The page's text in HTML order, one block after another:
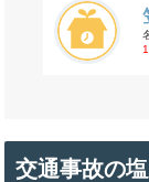
交通事故の